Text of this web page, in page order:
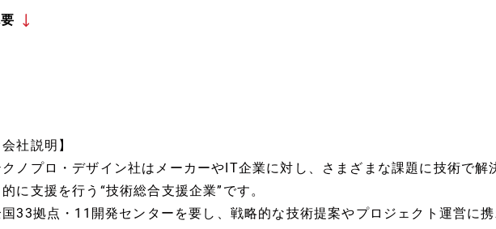
社説明】
ノプロ・デザイン社はメーカーやIT企業に対し、さまざまな課題に技術で解
に支援を行う“技術総合支援企業”です。
33拠点・11開発センターを要し、戦略的な技術提案やプロジェクト運営に携